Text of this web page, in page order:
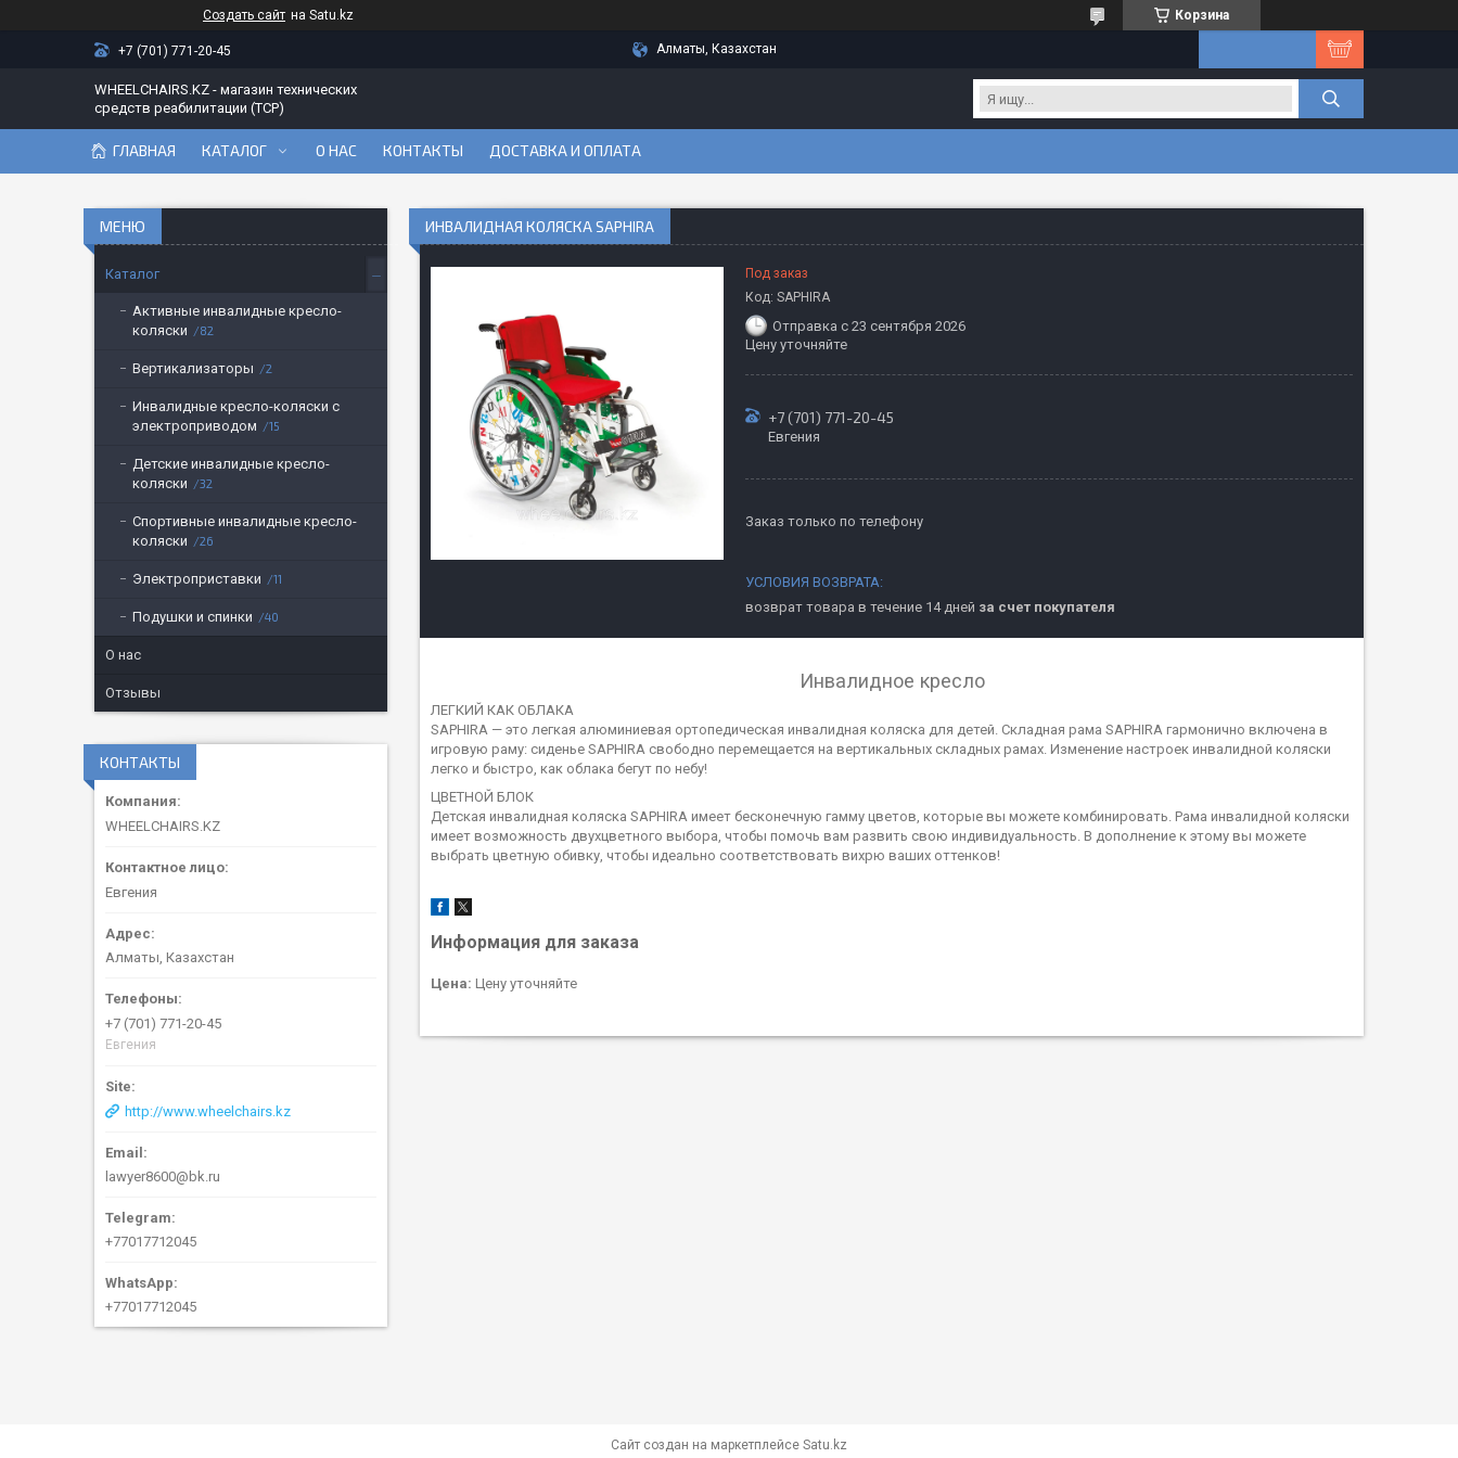
Создать сайт на Satu.kz Корзина
+7 (701) 771-20-45 Алматы, Казахстан
WHEELCHAIRS.KZ - магазин технических
средств реабилитации (ТСР)
ГЛАВНАЯ КАТАЛОГ О НАС КОНТАКТЫ ДОСТАВКА И ОПЛАТА
ИНВАЛИДНАЯ КОЛЯСКА SAPHIRA
Под заказ
Код: SAPHIRA
Отправка с 23 сентября 2026
Цену уточняйте
+7 (701) 771-20-45
Евгения
Заказ только по телефону
возврат товара в течение 14 дней за счет покупателя
Инвалидное кресло
ЛЕГКИЙ КАК ОБЛАКА
SAPHIRA — это легкая алюминиевая ортопедическая инвалидная коляска для детей. Складная рама SAPHIRA гармонично включена в
игровую раму: сиденье SAPHIRA свободно перемещается на вертикальных складных рамах. Изменение настроек инвалидной коляски
легко и быстро, как облака бегут по небу!
ЦВЕТНОЙ БЛОК
Детская инвалидная коляска SAPHIRA имеет бесконечную гамму цветов, которые вы можете комбинировать. Рама инвалидной коляски
имеет возможность двухцветного выбора, чтобы помочь вам развить свою индивидуальность. В дополнение к этому вы можете
выбрать цветную обивку, чтобы идеально соответствовать вихрю ваших оттенков!
Информация для заказа
Цена: Цену уточняйте
Каталог
Активные инвалидные кресло-
коляски
82
Вертикализаторы 2
Инвалидные кресло-коляски с
электроприводом
15
Детские инвалидные кресло-
коляски
32
Спортивные инвалидные кресло-
коляски
26
Электроприставки 11
Подушки и спинки 40
О нас
Отзывы
КОНТАКТЫ
WHEELCHAIRS.KZ
Евгения
Алматы, Казахстан
+7 (701) 771-20-45
Евгения
http://www.wheelchairs.kz
lawyer8600@bk.ru
+77017712045
+77017712045
Сайт создан на маркетплейсе Satu.kz